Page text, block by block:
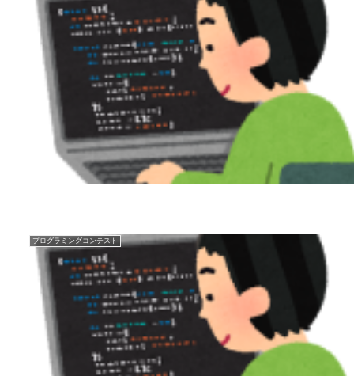
プログラミングコンテスト